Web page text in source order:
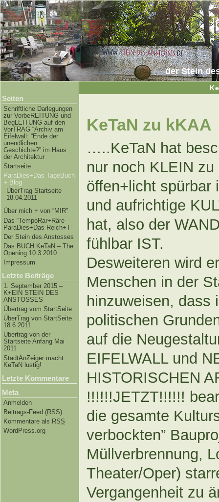
der Stein
Seiten
Schriftliche Darlegungen
zur VorbeREITUNG und
BegLEITUNG auf den
VorTRAG “Archiv am
Eifelwall: “Ende der
unendlichen
Geschichte?” im Haus
der Architektur
Startseite
ParaDies+Das TageBuch
+ Blog
ÜberTrag Startseite
18.04.2011
Über mich + von “MIR”
Das “TempoRar+Räre
ParaDies+Das Reich+T”
Der Stein des Anstosses
Das BUCH KeTaN – The
Opening 10.3.2010
Impressum
Letzte Beiträge
1. September 2015 –
K+EIN STEIN DES
ANSTOSSES
Übertrag vom StartSeite
ÜberTrag von StartSeite
18.6.2011
Übertrag von der
Startseite Anfang Mai
2011
StadtAnZeiger macht
KeTaN lustig!
Letzte Kommentare
Meta
Anmelden
Beitrags-Feed (RSS)
Kommentare als RSS
WordPress.org
KeTaN zu kKAA
…..KeTaN hat
nur noch KLEIN
öffen+licht spürbar
und aufrichtige
hat, also der
fühlbar IST.
Desweiteren wird
Menschen in der
hinzuweisen, dass
politischen
auf die
EIFELWALL und
HISTORISCHEN
!!!!!!JETZT!!!!!!
die gesamte
verbockten”
Müllverbrennung,
Theater/Oper)
Vergangenheit zu